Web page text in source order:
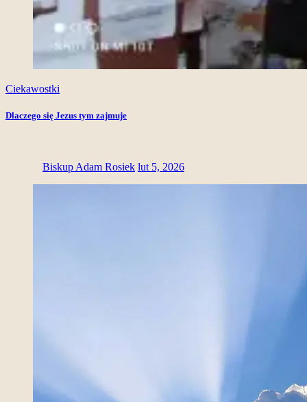
Ciekawostki
Dlaczego się Jezus tym zajmuje
Biskup Adam Rosiek lut 5, 2026